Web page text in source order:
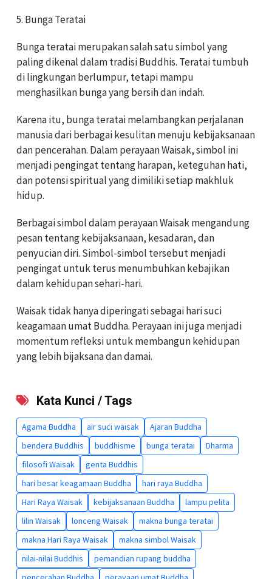
5. Bunga Teratai
Bunga teratai merupakan salah satu simbol yang
paling dikenal dalam tradisi Buddhis. Teratai tumbuh
di lingkungan berlumpur, tetapi mampu
menghasilkan bunga yang bersih dan indah.
Karena itu, bunga teratai melambangkan perjalanan
manusia dari berbagai kesulitan menuju kebijaksanaan
dan pencerahan. Dalam perayaan Waisak, simbol ini
menjadi pengingat tentang harapan, keteguhan hati,
dan potensi spiritual yang dimiliki setiap makhluk
hidup.
Berbagai simbol dalam perayaan Waisak mengandung
pesan tentang kebijaksanaan, kesadaran, dan
penyucian diri. Simbol-simbol tersebut menjadi
pengingat untuk terus menumbuhkan kebajikan
dalam kehidupan sehari-hari.
Waisak tidak hanya diperingati sebagai hari suci
keagamaan umat Buddha. Perayaan ini juga menjadi
momentum refleksi untuk membangun kehidupan
yang lebih bijaksana dan damai.
Kata Kunci / Tags
Agama Buddha air suci waisak
Ajaran Buddha
bendera Buddhis
buddhisme bunga teratai
Dharma
filosofi Waisak
genta Buddhis
hari besar keagamaan Buddha
hari raya Buddha
Hari Raya Waisak
kebijaksanaan Buddha
lampu pelita
lilin Waisak
lonceng Waisak
makna bunga teratai
makna Hari Raya Waisak
makna simbol Waisak
nilai-nilai Buddhis
pemandian rupang buddha